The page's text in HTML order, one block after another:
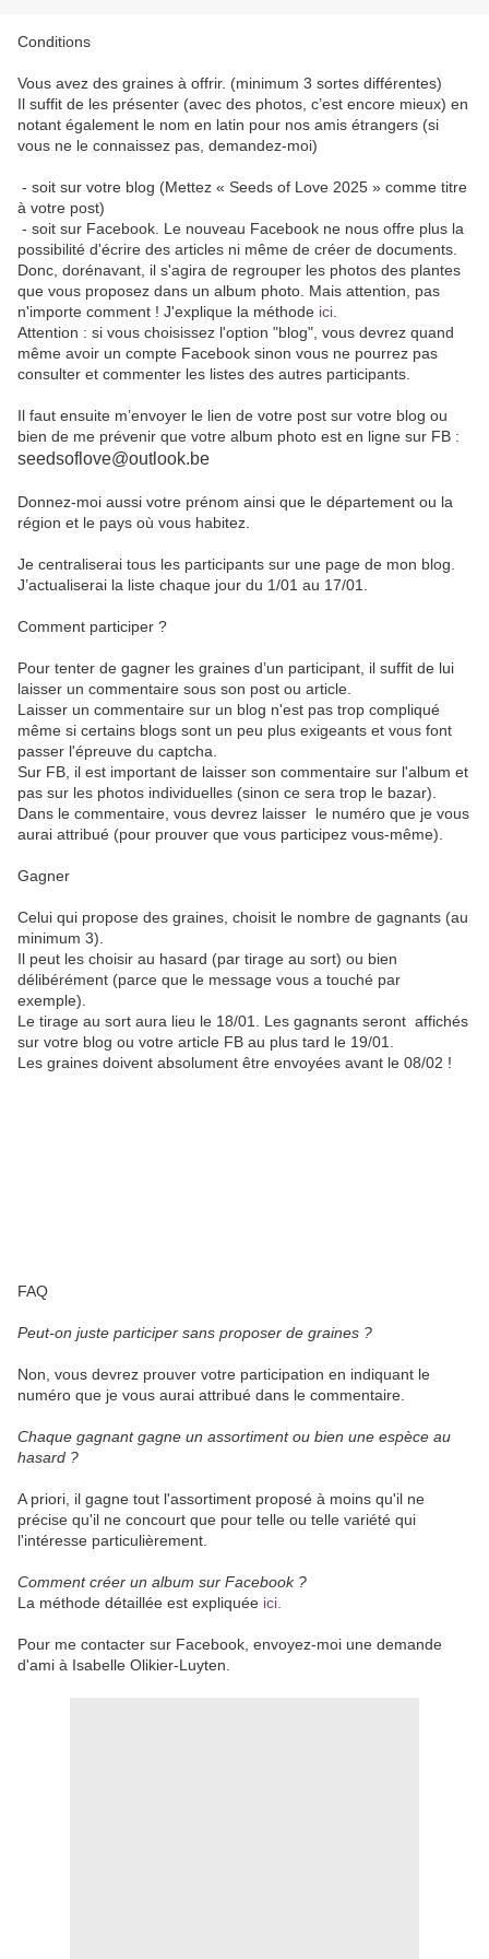
Conditions
Vous avez des graines à offrir. (minimum 3 sortes différentes)
Il suffit de les présenter (avec des photos, c’est encore mieux) en
notant également le nom en latin pour nos amis étrangers (si
vous ne le connaissez pas, demandez-moi)
- soit sur votre blog (Mettez « Seeds of Love 2025 » comme titre
à votre post)
- soit sur Facebook. Le nouveau Facebook ne nous offre plus la
possibilité d'écrire des articles ni même de créer de documents.
Donc, dorénavant, il s'agira de regrouper les photos des plantes
que vous proposez dans un album photo. Mais attention, pas
n'importe comment ! J'explique la méthode ici
Attention : si vous choisissez l'option "blog", vous devrez quand
même avoir un compte Facebook sinon vous ne pourrez pas
consulter et commenter les listes des autres participants.
Il faut ensuite m’envoyer le lien de votre post sur votre blog ou
bien de me prévenir que votre album photo est en ligne sur FB :
seedsoflove@outlook.be
Donnez-moi aussi votre prénom ainsi que le département ou la
région et le pays où vous habitez.
Je centraliserai tous les participants sur une page de mon blog.
J’actualiserai la liste chaque jour du 1/01 au 17/01.
Comment participer ?
Pour tenter de gagner les graines d’un participant, il suffit de lui
laisser un commentaire sous son post ou article.
Laisser un commentaire sur un blog n'est pas trop compliqué
même si certains blogs sont un peu plus exigeants et vous font
passer l'épreuve du captcha.
Sur FB, il est important de laisser son commentaire sur l'album et
pas sur les photos individuelles (sinon ce sera trop le bazar).
Dans le commentaire, vous devrez laisser le numéro que je vous
aurai attribué (pour prouver que vous participez vous-même).
Gagner
Celui qui propose des graines, choisit le nombre de gagnants (au
minimum 3).
Il peut les choisir au hasard (par tirage au sort) ou bien
délibérément (parce que le message vous a touché par
exemple).
Le tirage au sort aura lieu le 18/01. Les gagnants seront affichés
sur votre blog ou votre article FB au plus tard le 19/01.
Les graines doivent absolument être envoyées avant le 08/02 !
FAQ
Peut-on juste participer sans proposer de graines ?
Non, vous devrez prouver votre participation en indiquant le
numéro que je vous aurai attribué dans le commentaire.
Chaque gagnant gagne un assortiment ou bien une espèce au
hasard ?
A priori, il gagne tout l'assortiment proposé à moins qu'il ne
précise qu'il ne concourt que pour telle ou telle variété qui
l'intéresse particulièrement.
Comment créer un album sur Facebook ?
La méthode détaillée est expliquée ici.
Pour me contacter sur Facebook, envoyez-moi une demande
d'ami à Isabelle Olikier-Luyten.